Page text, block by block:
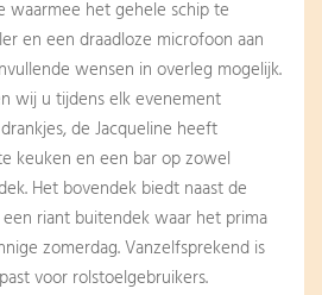
waarmee het gehele schip te
en een draadloze microfoon aan
wensen in overleg mogelijk.
wij u tijdens elk evenement
de Jacqueline heeft
keuken en een bar op zowel
Het bovendek biedt naast de
riant buitendek waar het prima
zomerdag. Vanzelfsprekend is
voor rolstoelgebruikers.